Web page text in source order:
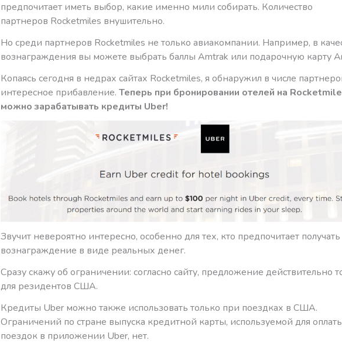
предпочитает иметь выбор, какие именно мили собирать. Количество
партнеров Rocketmiles внушительно.
Но среди партнеров Rocketmiles не только авиакомпании. Например, в
вознаграждения вы можете выбрать баллы Amtrak или подарочную карту
Копаясь сегодня в недрах сайтах Rocketmiles, я обнаружил в числе
интересное прибавление. Теперь при бронировании отелей на
можно зарабатывать кредиты Uber!
Звучит невероятно интересно, особенно для тех, кто предпочитает получать
вознаграждение в виде реальных денег.
Сразу скажу об ограничении: согласно сайту, предложение действительно
для резидентов США.
Кредиты Uber можно также использовать только при поездках в США.
Ограничений по стране выпуска кредитной карты, используемой для
поездок в приложении Uber, нет.